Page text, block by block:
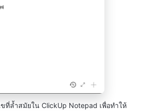
ล้ำสมัยใน ClickUp Notepad เพื่อทำให้